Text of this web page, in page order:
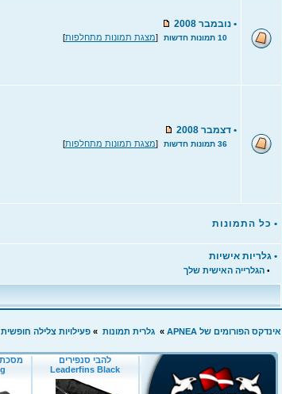
• נובמבר 2008
10 תמונות חדשות [מצגת תמונות מתחלפות]
• דצמבר 2008
36 תמונות חדשות [מצגת תמונות מתחלפות]
• כל התמונות
• גלריות אישיות
• הגלרייה האישית שלך
אינדקס הפורומים של APNEA » גלרית תמונות » פעילויות צלילה חופשית 2008